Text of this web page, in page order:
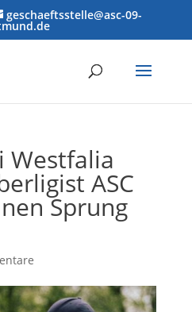
geschaeftsstelle@asc-09-
Westfalia
ASC
Sprung